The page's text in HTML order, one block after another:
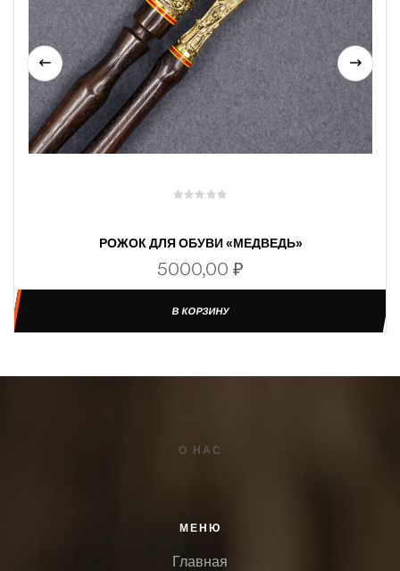
РОЖОК ДЛЯ ОБУВИ «МЕДВЕДЬ»
5000,00 ₽
В КОРЗИНУ
О НАС
МЕНЮ
Главная